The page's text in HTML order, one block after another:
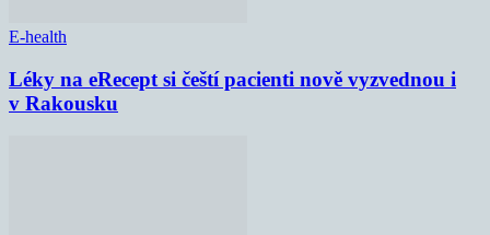
E-health
Léky na eRecept si čeští pacienti nově vyzvednou i
v Rakousku